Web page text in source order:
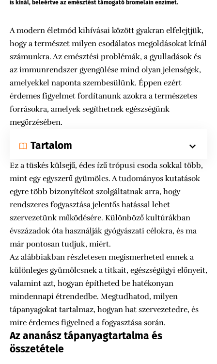
is kínál, beleértve az emésztést támogató bromelain enzimet.
A modern életmód kihívásai között gyakran elfelejtjük,
hogy a természet milyen csodálatos megoldásokat kínál
számunkra. Az emésztési problémák, a gyulladások és
az immunrendszer gyengülése mind olyan jelenségek,
amelyekkel naponta szembesülünk. Éppen ezért
érdemes figyelmet fordítanunk azokra a természetes
forrásokra, amelyek segíthetnek egészségünk
megőrzésében.
Tartalom
Ez a tüskés külsejű, édes ízű trópusi csoda sokkal több,
mint egy egyszerű gyümölcs. A tudományos kutatások
egyre több bizonyítékot szolgáltatnak arra, hogy
rendszeres fogyasztása jelentős hatással lehet
szervezetünk működésére. Különböző kultúrákban
évszázadok óta használják gyógyászati célokra, és ma
már pontosan tudjuk, miért.
Az alábbiakban részletesen megismerheted ennek a
különleges gyümölcsnek a titkait, egészségügyi előnyeit,
valamint azt, hogyan építheted be hatékonyan
mindennapi étrendedbe. Megtudhatod, milyen
tápanyagokat tartalmaz, hogyan hat szervezetedre, és
mire érdemes figyelned a fogyasztása során.
Az ananász tápanyagtartalma és
összetétele